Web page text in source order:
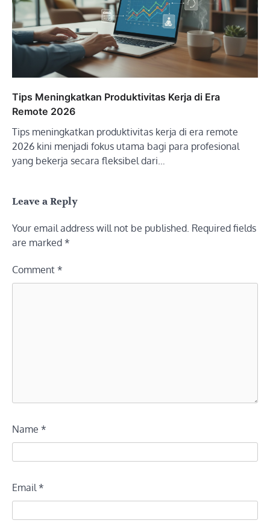
Tips Meningkatkan Produktivitas Kerja di Era
Remote 2026
Tips meningkatkan produktivitas kerja di era remote
2026 kini menjadi fokus utama bagi para profesional
yang bekerja secara fleksibel dari…
Leave a Reply
Your email address will not be published. Required fields
are marked *
Comment *
Name *
Email*